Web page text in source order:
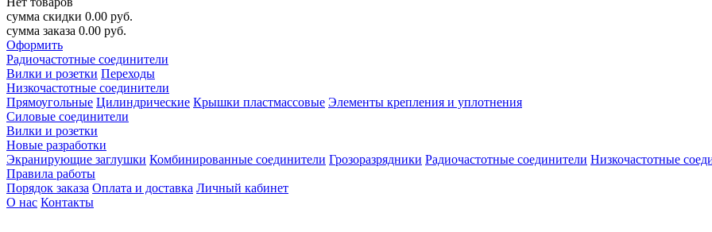
сумма скидки 0.00 руб.
сумма заказа 0.00 руб.
Оформить
Радиочастотные соединители
Вилки и розетки Переходы
Низкочастотные соединители
Прямоугольные Цилиндрические Крышки пластмассовые Элементы крепления и уплотнения
Силовые соединители
Вилки и розетки
Новые разработки
Экранирующие заглушки Комбинированные соединители Грозоразрядники Радиочастотные соединители Низкочастотные
Правила работы
Порядок заказа Оплата и доставка Личный кабинет
О нас Контакты